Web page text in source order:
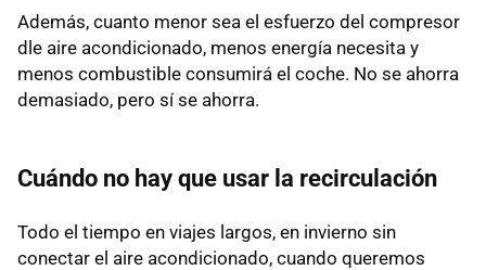
Además, cuanto menor sea el esfuerzo del compresor
dle aire acondicionado, menos energía necesita y
menos combustible consumirá el coche. No se ahorra
demasiado, pero sí se ahorra.
Cuándo no hay que usar la recirculación
Todo el tiempo en viajes largos, en invierno sin
conectar el aire acondicionado, cuando queremos